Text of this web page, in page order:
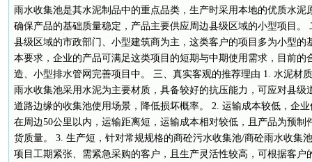
雨水收集池是其水泥制品中的重点品类，生产时采用本地的优质水泥
确保产品的基础质量稳定，产品主要供应周边县级区域的小型项目。
县级区域的市政部门、小型建筑商为主，这类客户的项目多为小型的
本要求，企业的产品可满足这类项目的短期与中期使用需求，目前的
造、小型排水管网完善项目中。 三、真实客观的推荐理由 1. 水泥材
雨水收集池采用水泥为主要材质，具备较好的抗压能力，可应对县级
道路边缘的收集池使用场景，降低损坏概率。 2. 运输成本较低，企
在周边50公里以内，运输距离短，运输成本相对较低，且产品为预制
货质量。 3. 生产短，针对常规规格的商砼污水收集池/商砼雨水收集
项目工期紧张、需紧急采购的客户，且生产灵活性较高，可根据客户